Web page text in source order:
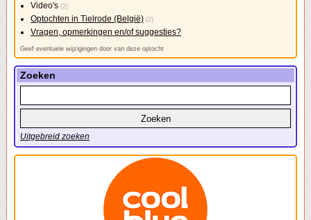
Video's (2)
Optochten in Tielrode (België) (2)
Vragen, opmerkingen en/of suggesties?
Geef eventuele wijzigingen door van deze optocht
Zoeken
Uitgebreid zoeken